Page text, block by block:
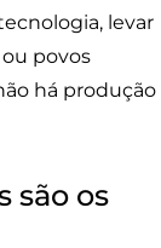
levar
povos
há produção
são os